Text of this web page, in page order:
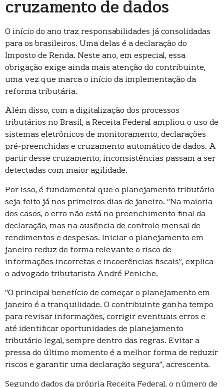
cruzamento de dados
O início do ano traz responsabilidades já consolidadas
para os brasileiros. Uma delas é a declaração do
Imposto de Renda. Neste ano, em especial, essa
obrigação exige ainda mais atenção do contribuinte,
uma vez que marca o início da implementação da
reforma tributária.
Além disso, com a digitalização dos processos
tributários no Brasil, a Receita Federal ampliou o uso de
sistemas eletrônicos de monitoramento, declarações
pré-preenchidas e cruzamento automático de dados. A
partir desse cruzamento, inconsistências passam a ser
detectadas com maior agilidade.
Por isso, é fundamental que o planejamento tributário
seja feito já nos primeiros dias de janeiro. “Na maioria
dos casos, o erro não está no preenchimento final da
declaração, mas na ausência de controle mensal de
rendimentos e despesas. Iniciar o planejamento em
janeiro reduz de forma relevante o risco de
informações incorretas e incoerências fiscais”, explica
o advogado tributarista André Peniche.
“O principal benefício de começar o planejamento em
janeiro é a tranquilidade. O contribuinte ganha tempo
para revisar informações, corrigir eventuais erros e
até identificar oportunidades de planejamento
tributário legal, sempre dentro das regras. Evitar a
pressa do último momento é a melhor forma de reduzir
riscos e garantir uma declaração segura”, acrescenta.
Segundo dados da própria Receita Federal, o número de